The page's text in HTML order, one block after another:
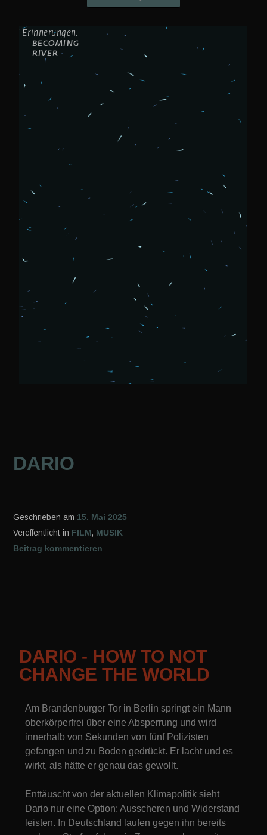
DARIO
Geschrieben am 15. Mai 2025
Veröffentlicht in FILM, MUSIK
Beitrag kommentieren
DARIO - HOW TO NOT
CHANGE THE WORLD
Am Brandenburger Tor in Berlin springt ein Mann
oberkörperfrei über eine Absperrung und wird
innerhalb von Sekunden von fünf Polizisten
gefangen und zu Boden gedrückt. Er lacht und es
wirkt, als hätte er genau das gewollt.
Enttäuscht von der aktuellen Klimapolitik sieht
Dario nur eine Option: Ausscheren und Widerstand
leisten. In Deutschland laufen gegen ihn bereits